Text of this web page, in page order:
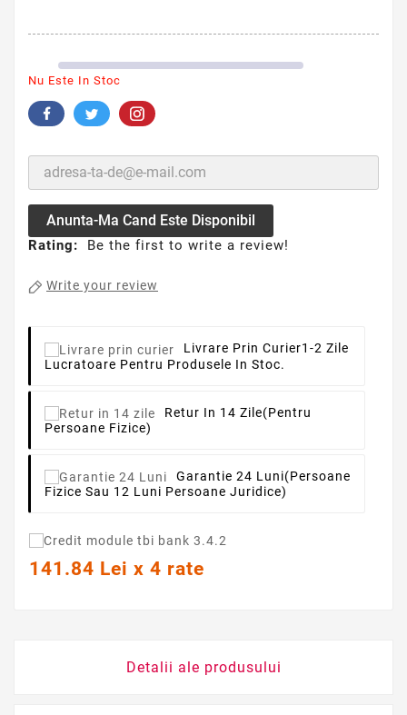
Nu Este In Stoc
Anunta-Ma Cand Este Disponibil
Rating: Be the first to write a review!
Write your review
Livrare Prin Curier1-2 Zile
Lucratoare Pentru Produsele In Stoc.
Retur In 14 Zile(pentru
Persoane Fizice)
Garantie 24 Luni(persoane
Fizice Sau 12 Luni Persoane Juridice)
141.84 Lei x 4 rate
Detalii ale produsului